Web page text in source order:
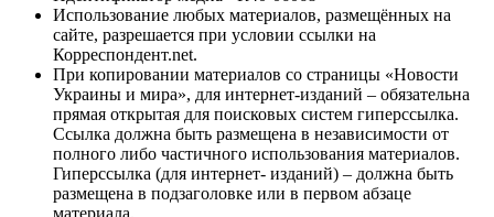
Использование любых материалов, размещённых на
сайте, разрешается при условии ссылки на
Корреспондент.net.
При копировании материалов со страницы «Новости
Украины и мира», для интернет-изданий – обязательна
прямая открытая для поисковых систем гиперссылка.
Ссылка должна быть размещена в независимости от
полного либо частичного использования материалов.
Гиперссылка (для интернет- изданий) – должна быть
размещена в подзаголовке или в первом абзаце
материала.